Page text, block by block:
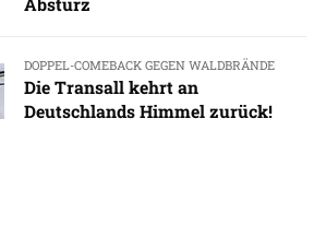
DOPPEL-COMEBACK GEGEN WALDBRÄNDE
Die Transall kehrt an
Deutschlands Himmel zurück!